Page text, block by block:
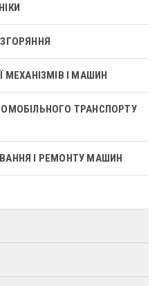
МЕХАНІЗМІВ І МАШИН
ТРАНСПОРТУ
І РЕМОНТУ МАШИН